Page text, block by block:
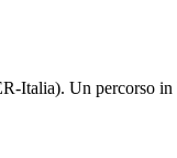
Italia). Un percorso